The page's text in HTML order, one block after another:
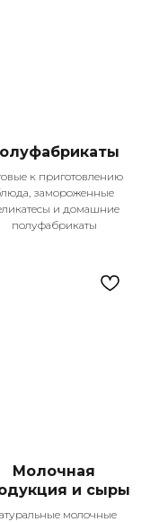
к приготовлению
замороженные
и домашние
полуфабрикаты
Молочная
и сыры
молочные